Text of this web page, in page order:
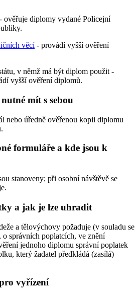
- ověřuje diplomy vydané Policejní
věcí- provádí vyšší ověření
v němž má být diplom použit -
vyšší ověření diplomů.
mít s sebou
nebo úředně ověřenou kopii diplomu
formuláře a kde jsou k
stanoveny; při osobní návštěvě se
a jak je lze uhradit
a tělovýchovy požaduje (v souladu se
o správních poplatcích, ve znění
jednoho diplomu správní poplatek
který žadatel předkládá (zasílá)
vyřízení